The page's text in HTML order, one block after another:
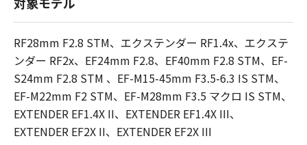
RF28mm F2.8 STM、エクステンダー RF1.4x、エクステ
ンダー RF2x、EF24mm F2.8、EF40mm F2.8 STM、EF-
S24mm F2.8 STM 、EF-M15-45mm F3.5-6.3 IS STM、
EF-M22mm F2 STM、EF-M28mm F3.5 マクロ IS STM、
EXTENDER EF1.4X II、EXTENDER EF1.4X III、
EXTENDER EF2X II、EXTENDER EF2X III